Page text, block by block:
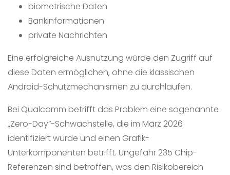
biometrische Daten
Bankinformationen
private Nachrichten
Eine erfolgreiche Ausnutzung würde den Zugriff auf
diese Daten ermöglichen, ohne die klassischen
Android-Schutzmechanismen zu durchlaufen.
Bei Qualcomm betrifft das Problem eine sogenannte
„Zero-Day“-Schwachstelle, die im März 2026
identifiziert wurde und einen Grafik-
Unterkomponenten betrifft. Ungefähr 235 Chip-
Referenzen sind betroffen, was den Risikobereich